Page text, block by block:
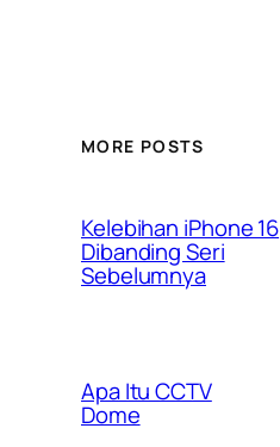
MORE POSTS
Kelebihan iPhone 16
Dibanding Seri
Sebelumnya
Apa Itu CCTV
Dome